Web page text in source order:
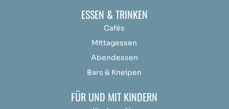
ESSEN & TRINKEN
Cafés
Mittagessen
Abendessen
Bars & Kneipen
FÜR UND MIT KINDERN